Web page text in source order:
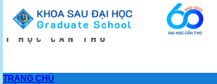
TRANG CHỦ